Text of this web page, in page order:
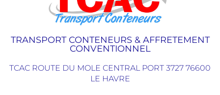
TRANSPORT CONTENEURS & AFFRETEMENT
CONVENTIONNEL
TCAC ROUTE DU MOLE CENTRAL PORT 3727 76600
LE HAVRE